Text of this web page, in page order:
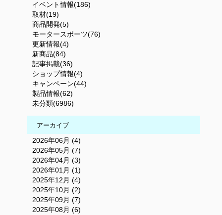
イベント情報(186)
取材(19)
商品開発(5)
モータースポーツ(76)
更新情報(4)
新商品(84)
記事掲載(36)
ショップ情報(4)
キャンペーン(44)
製品情報(62)
未分類(6986)
アーカイブ
2026年06月 (4)
2026年05月 (7)
2026年04月 (3)
2026年01月 (1)
2025年12月 (4)
2025年10月 (2)
2025年09月 (7)
2025年08月 (6)